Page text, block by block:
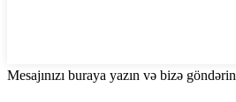
Mesajınızı buraya yazın və bizə göndərin